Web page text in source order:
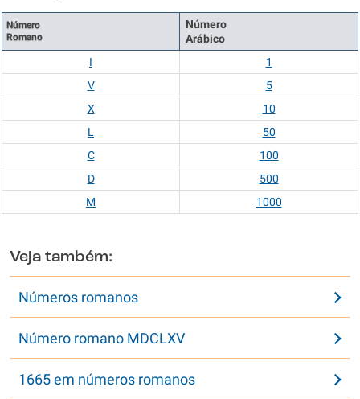
Número
Romano
Número
Arábico
I
1
V
5
X
10
L
50
C
100
D
500
M
1000
Veja também:
Números romanos
Número romano MDCLXV
1665 em números romanos